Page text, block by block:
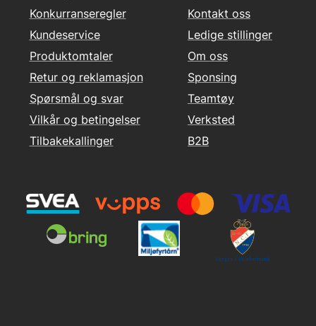
Konkurranseregler
Kundeservice
Produktomtaler
Retur og reklamasjon
Spørsmål og svar
Vilkår og betingelser
Tilbakekallinger
Kontakt oss
Ledige stillinger
Om oss
Sponsing
Teamtøy
Verksted
B2B